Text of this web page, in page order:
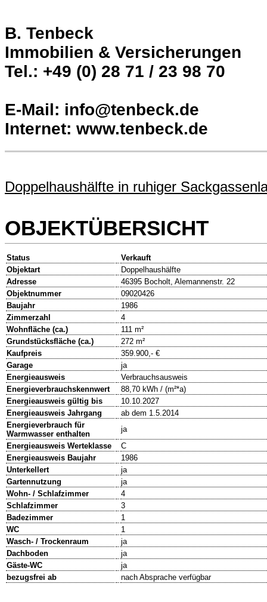
B. Tenbeck
Immobilien & Versicherungen
Tel.: +49 (0) 28 71 / 23 98 70
E-Mail: info@tenbeck.de
Internet: www.tenbeck.de
Doppelhaushälfte in ruhiger
OBJEKTÜBERSICHT
Status
Verkauft
Objektart
Doppelhaushälfte
Adresse
46395 Bocholt, Alemannenstr. 22
Objektnummer
09020426
Baujahr
1986
Zimmerzahl
4
Wohnfläche (ca.)
111 m²
Grundstücksfläche (ca.)
272 m²
Kaufpreis
359.900,- €
Garage
ja
Energieausweis
Verbrauchsausweis
Energieverbrauchskennwert
88,70 kWh / (m²*a)
Energieausweis gültig bis
10.10.2027
Energieausweis Jahrgang
ab dem 1.5.2014
Energieverbrauch für
Warmwasser enthalten
ja
Energieausweis Werteklasse
C
Energieausweis Baujahr
1986
Unterkellert
ja
Gartennutzung
ja
Wohn- / Schlafzimmer
4
Schlafzimmer
3
Badezimmer
1
WC
1
Wasch- / Trockenraum
ja
Dachboden
ja
Gäste-WC
ja
bezugsfrei ab
nach Absprache verfügbar